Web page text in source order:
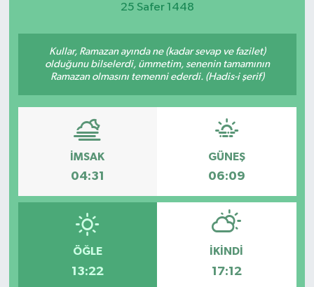
25 Safer 1448
Kullar, Ramazan ayında ne (kadar sevap ve fazilet)
olduğunu bilselerdi, ümmetim, senenin tamamının
Ramazan olmasını temenni ederdi. (Hadis-i şerif)
İMSAK
04:31
GÜNEŞ
06:09
ÖĞLE
13:22
İKINDI
17:12